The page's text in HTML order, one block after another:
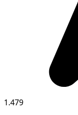
1.479